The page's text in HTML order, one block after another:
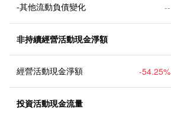
-其他流動負債變化 --
非持續經營活動現金淨額
經營活動現金淨額 -54.25%
投資活動現金流量